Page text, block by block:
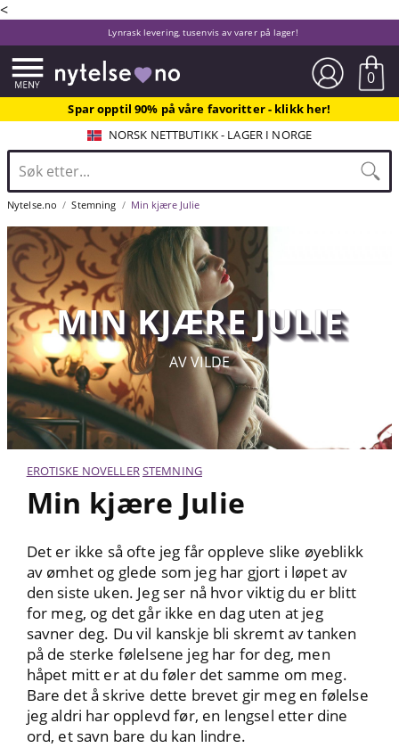
<
Lynrask levering, tusenvis av varer på lager!
0
Spar opptil 90% på våre favoritter - klikk her!
NORSK NETTBUTIKK - LAGER I NORGE
Nytelse.no Stemning Min kjære Julie
MIN KJÆRE JULIE
AV VILDE
EROTISKE NOVELLERSTEMNING
Min kjære Julie
Det er ikke så ofte jeg får oppleve slike øyeblikk
av ømhet og glede som jeg har gjort i løpet av
den siste uken. Jeg ser nå hvor viktig du er blitt
for meg, og det går ikke en dag uten at jeg
savner deg. Du vil kanskje bli skremt av tanken
på de sterke følelsene jeg har for deg, men
håpet mitt er at du føler det samme om meg.
Bare det å skrive dette brevet gir meg en følelse
jeg aldri har opplevd før, en lengsel etter dine
ord, et savn bare du kan lindre.